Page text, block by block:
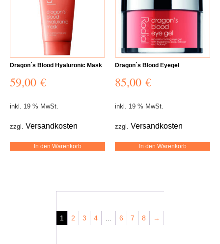
Dragon´s Blood Hyaluronic Mask
59,00 €
inkl. 19 % MwSt.
zzgl. Versandkosten
In den Warenkorb
Dragon´s Blood Eyegel
85,00 €
inkl. 19 % MwSt.
zzgl. Versandkosten
In den Warenkorb
1 2 3 4 … 6 7 8 →